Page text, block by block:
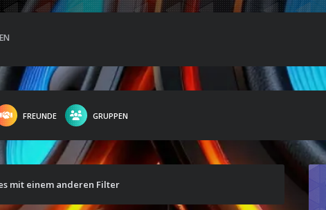
FREUNDE GRUPPEN
mit einem anderen Filter